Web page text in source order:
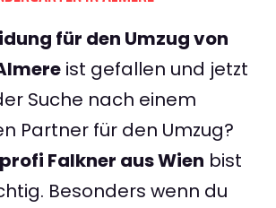
für den Umzug von
ist gefallen und jetzt
Suche nach einem
Partner für den Umzug?
Falkner aus Wien bist
Besonders wenn du